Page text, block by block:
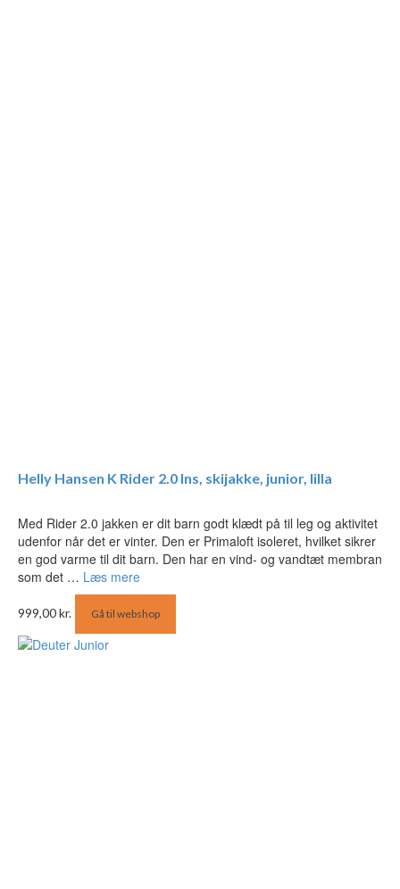
Helly Hansen K Rider 2.0 Ins, skijakke, junior, lilla
Med Rider 2.0 jakken er dit barn godt klædt på til leg og aktivitet
udenfor når det er vinter. Den er Primaloft isoleret, hvilket sikrer
en god varme til dit barn. Den har en vind- og vandtæt membran
som det … Læs mere
999,00kr. Gå til webshop